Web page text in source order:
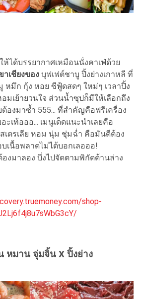
ได้บรรยากาศเหมือนนั่งคาเฟ่ด้วย
เชียงของ บุฟเฟต์ชาบู ปิ้งย่างเกาหลี ที่
หมึก กุ้ง หอย ซีฟู้ดสดๆ ใหม่ๆ เวลาปิ้ง
มเย้ายวนใจ ส่วนน้ำซุปก็มีให้เลือกถึง
องมาซ้ำ 555... ที่สำคัญคือฟรีเครื่อง
เท้อออ... เมนูเด็ดแนะนำเลยคือ
เตรเลีย หอม นุ่ม ชุ่มฉ่ำ คือมันดีต้อง
เนื้อพลาดไม่ได้บอกเลอออ!
องมาลอง บึ่งไปจัดตามพิกัดด้านล่าง
shop-
หมาน จุ่มจิ้น X ปิ้งย่าง